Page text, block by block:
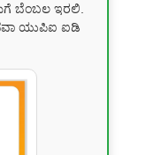
ಬೆಂಬಲ ಇರಲಿ.
ಯುಪಿಐ ಐಡಿ